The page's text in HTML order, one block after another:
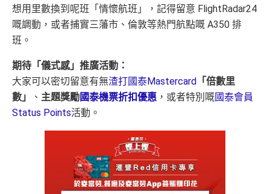
想用里數換到呢班「情懷航班」，記得留意 FlightRadar24
嘅調動，或者捕實三藩市、倫敦等熱門航點嘅 A350 排
班。
期待「儀式感」推廣活動：
大家可以密切留意有無渣打國泰Mastercard 「倍數里
數」
、 主題獎勵國泰機票折扣優惠 ，或者特別嘅國泰會員
Status Points活動。